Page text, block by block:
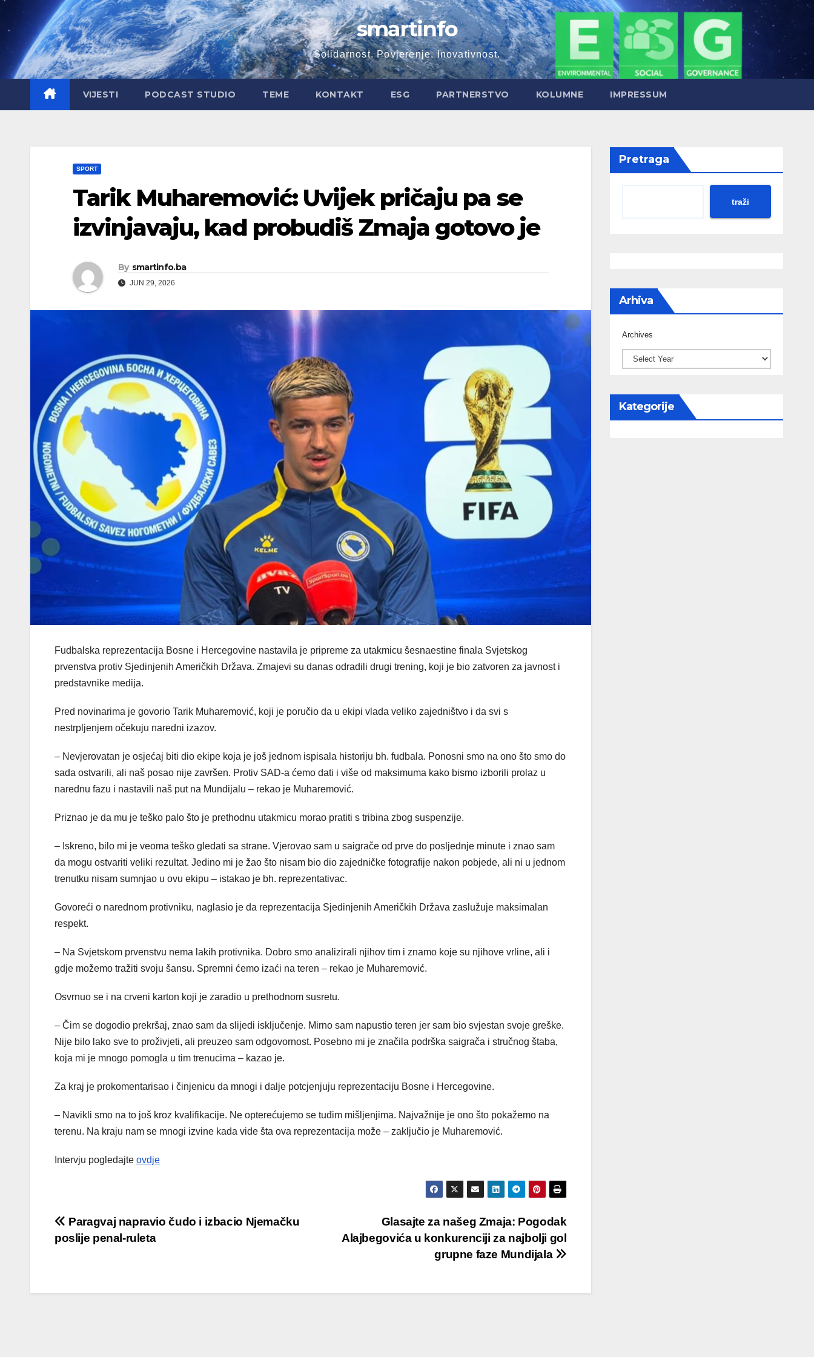
content
smartinfo
Solidarnost. Povjerenje. Inovativnost.
VIJESTI PODCAST STUDIO TEME KONTAKT ESG PARTNERSTVO KOLUMNE IMPRESSUM
SPORT
Tarik Muharemović: Uvijek pričaju pa se
izvinjavaju, kad probudiš Zmaja gotovo je
By smartinfo.ba
JUN 29, 2026
Fudbalska reprezentacija Bosne i Hercegovine nastavila je pripreme za utakmicu šesnaestine finala Svjetskog
prvenstva protiv Sjedinjenih Američkih Država. Zmajevi su danas odradili drugi trening, koji je bio zatvoren za javnost i
predstavnike medija.
Pred novinarima je govorio Tarik Muharemović, koji je poručio da u ekipi vlada veliko zajedništvo i da svi s
nestrpljenjem očekuju naredni izazov.
– Nevjerovatan je osjećaj biti dio ekipe koja je još jednom ispisala historiju bh. fudbala. Ponosni smo na ono što smo do
sada ostvarili, ali naš posao nije završen. Protiv SAD-a ćemo dati i više od maksimuma kako bismo izborili prolaz u
narednu fazu i nastavili naš put na Mundijalu – rekao je Muharemović.
Priznao je da mu je teško palo što je prethodnu utakmicu morao pratiti s tribina zbog suspenzije.
– Iskreno, bilo mi je veoma teško gledati sa strane. Vjerovao sam u saigrače od prve do posljednje minute i znao sam
da mogu ostvariti veliki rezultat. Jedino mi je žao što nisam bio dio zajedničke fotografije nakon pobjede, ali ni u jednom
trenutku nisam sumnjao u ovu ekipu – istakao je bh. reprezentativac.
Govoreći o narednom protivniku, naglasio je da reprezentacija Sjedinjenih Američkih Država zaslužuje maksimalan
respekt.
– Na Svjetskom prvenstvu nema lakih protivnika. Dobro smo analizirali njihov tim i znamo koje su njihove vrline, ali i
gdje možemo tražiti svoju šansu. Spremni ćemo izaći na teren – rekao je Muharemović.
Osvrnuo se i na crveni karton koji je zaradio u prethodnom susretu.
– Čim se dogodio prekršaj, znao sam da slijedi isključenje. Mirno sam napustio teren jer sam bio svjestan svoje greške.
Nije bilo lako sve to proživjeti, ali preuzeo sam odgovornost. Posebno mi je značila podrška saigrača i stručnog štaba,
koja mi je mnogo pomogla u tim trenucima – kazao je.
Za kraj je prokomentarisao i činjenicu da mnogi i dalje potcjenjuju reprezentaciju Bosne i Hercegovine.
– Navikli smo na to još kroz kvalifikacije. Ne opterećujemo se tuđim mišljenjima. Najvažnije je ono što pokažemo na
terenu. Na kraju nam se mnogi izvine kada vide šta ova reprezentacija može – zaključio je Muharemović.
Intervju pogledajte ovdje
Post
navigation
Glasajte za našeg Zmaja: Pogodak
Alajbegovića u konkurenciji za najbolji gol
grupne faze Mundijala
Paragvaj napravio čudo i izbacio Njemačku
poslije penal-ruleta
Pretraga
traži
Arhiva
Archives
Kategorije